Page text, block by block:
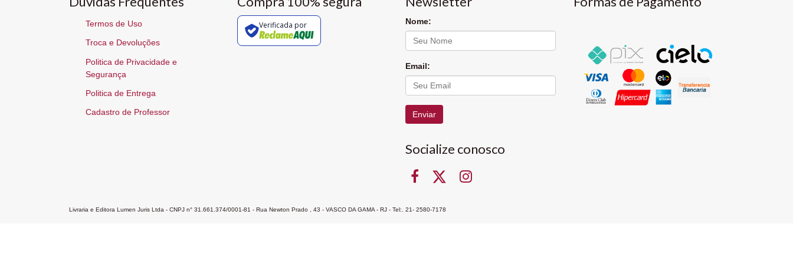
Termos de Uso
Troca e Devoluções
Politica de Privacidade e
Segurança
Politica de Entrega
Cadastro de Professor
Verificada por Nome:
Email:
Enviar
Socialize conosco
Livraria e Editora Lumen Juris Ltda - CNPJ n° 31.661.374/0001-81 - Rua Newton Prado , 43 - VASCO DA GAMA - RJ - Tel:. 21- 2580-7178